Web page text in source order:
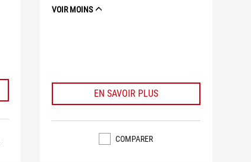
VOIR MOINS
EN SAVOIR PLUS
COMPARER